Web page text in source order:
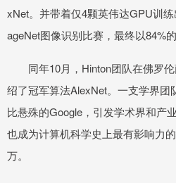
xNet。并带着仅4颗英伟达GPU训
ageNet图像识别比赛，最终以84%
同年10月，Hinton团队在佛罗伦
绍了冠军算法AlexNet。一支学界
比悬殊的Google，引发学术界和产
也成为计算机科学史上最有影响力
万。